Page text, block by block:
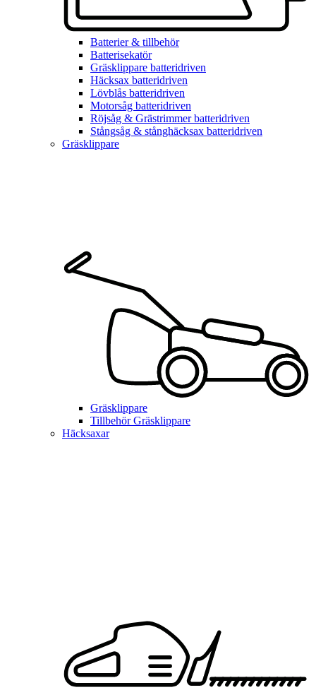
Batterier & tillbehör
Batterisekatör
Gräsklippare batteridriven
Häcksax batteridriven
Lövblås batteridriven
Motorsåg batteridriven
Röjsåg & Grästrimmer batteridriven
Stångsåg & stånghäcksax batteridriven
Gräsklippare
Gräsklippare
Tillbehör Gräsklippare
Häcksaxar